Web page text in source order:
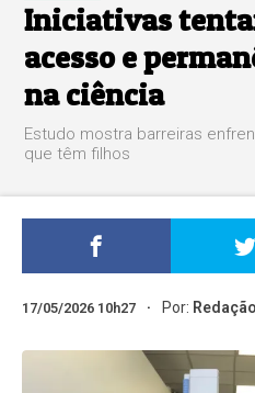
Iniciativas
acesso e
na ciência
Estudo mostra barreiras
que têm filhos
17/05/2026 10h27 Por: Redação